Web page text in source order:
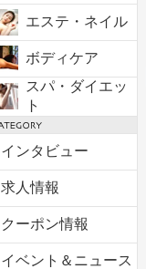
エステ・ネイル
ボディケア
スパ・ダイエッ
ト
インタビュー
求人情報
クーポン情報
イベント＆ニュース